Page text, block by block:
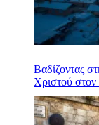
Βαδίζοντας
Χριστού στον
Γολγοθά